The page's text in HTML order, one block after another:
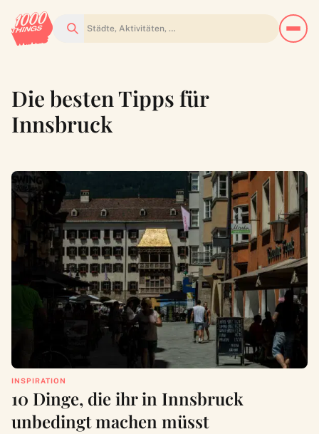
Suchen
Die besten Tipps für
Innsbruck
INSPIRATION
10 Dinge, die ihr in Innsbruck
unbedingt machen müsst